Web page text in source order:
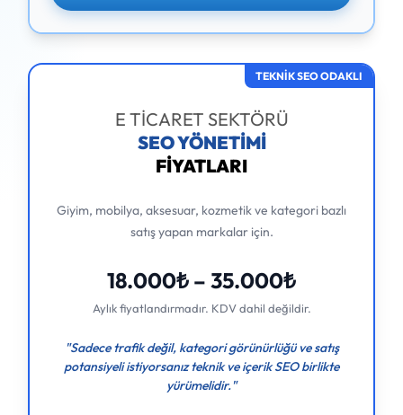
TEKNİK SEO ODAKLI
E TİCARET SEKTÖRÜ
SEO YÖNETİMİ
FİYATLARI
Giyim, mobilya, aksesuar, kozmetik ve kategori bazlı
satış yapan markalar için.
18.000₺ – 35.000₺
Aylık fiyatlandırmadır. KDV dahil değildir.
"Sadece trafik değil, kategori görünürlüğü ve satış
potansiyeli istiyorsanız teknik ve içerik SEO birlikte
yürümelidir."